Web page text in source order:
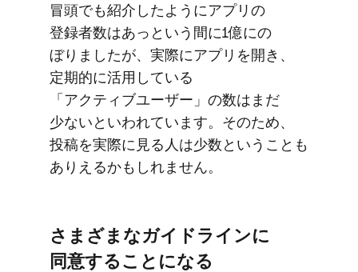
冒頭でも​紹介したように​アプリの​
登録者数は​あっと​いう​間に​1億に​の​
ぼりましたが、​実際に​アプリを​開き、​
定期的に​活用している​
「アクティブユーザー」の​数は​まだ​
少ないと​いわれています。​その​ため、​
投稿を​実際に​見る​人は​少数と​いう​ことも​
ありえるかもしれません。
さまざまな​ガイドラインに​
同意する​ことに​なる